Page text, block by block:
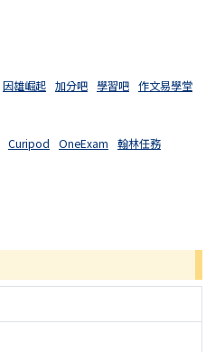
因雄崛起 加分吧 學習吧 作文易學堂
Curipod OneExam 翰林任務